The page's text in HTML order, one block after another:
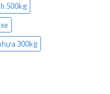
500kg
300kg